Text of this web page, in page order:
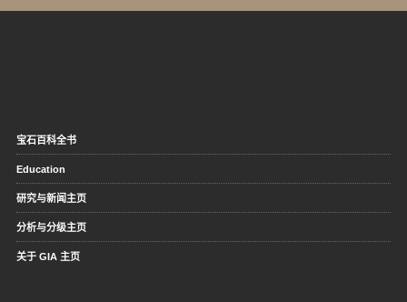
宝石百科全书
Education
研究与新闻主页
分析与分级主页
关于 GIA 主页